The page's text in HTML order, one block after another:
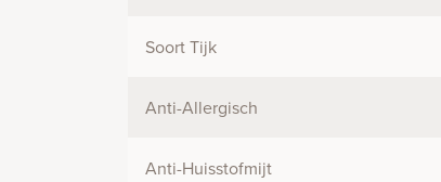
Soort Tijk
Anti-Allergisch
Anti-Huisstofmijt